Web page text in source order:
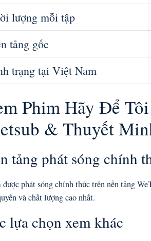
lượng mỗi tập
tảng gốc
trạng tại Việt Nam
Phim Hãy Để
& Thuyết
tảng phát sóng chính
được phát sóng chính thức trên nền tảng
và chất lượng cao nhất.
lựa chọn xem khác